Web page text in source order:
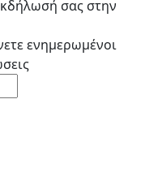
σας στην
ενημερωμένοι